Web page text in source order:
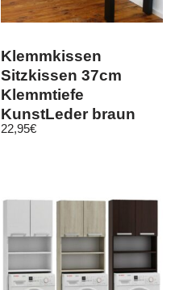
Klemmkissen
Sitzkissen 37cm
Klemmtiefe
KunstLeder braun
schwarz beige grau
22,95€